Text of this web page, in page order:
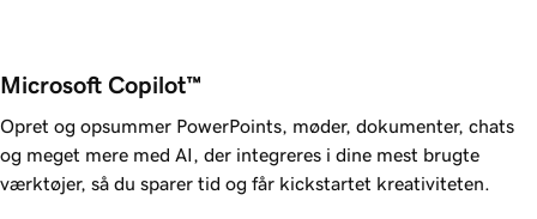
Microsoft Copilot™
Opret og opsummer PowerPoints, møder, dokumenter, chats
og meget mere med AI, der integreres i dine mest brugte
værktøjer, så du sparer tid og får kickstartet kreativiteten.